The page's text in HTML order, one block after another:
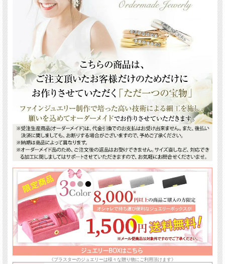
《プラスターのジュエリーは様々な贈り物にご利用頂けます》
店舗名
Jewelry Studio PLUSTER ジュエリースタジオプラスター
性別 女性 一部男性 兼用
10代 20代 30代 40代 50代 60代 70代 80代
プレゼント ギフト 贈り物 お返し お礼 お祝い 記念品 サプライズ
《プラスターのジュエリーは様々な贈り物にご利用頂けます》